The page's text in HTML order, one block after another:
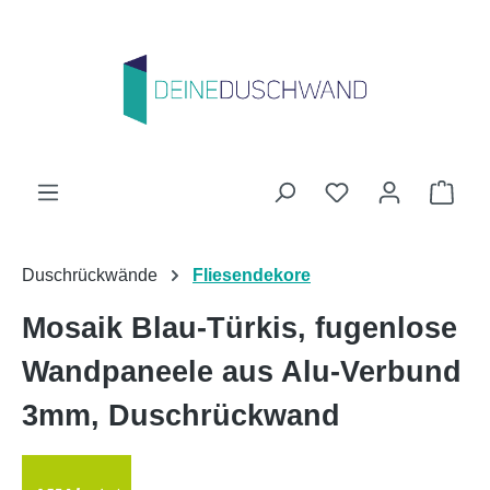
Du hast 0
Duschrückwände Fliesendekore
Mosaik Blau-Türkis, fugenlose
Wandpaneele aus Alu-Verbund
3mm, Duschrückwand